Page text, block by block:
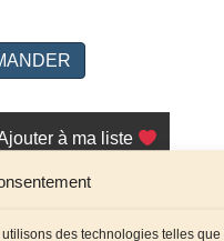
des technologies telles que
à ma liste
,